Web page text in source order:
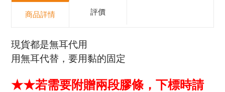
商品詳情 評價
現貨都是無耳代用
用無耳代替，要用黏的固定
★★若需要附贈兩段膠條，下標時請